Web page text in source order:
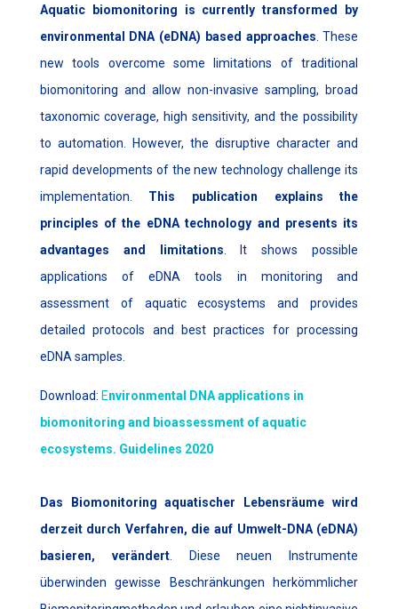
Aquatic biomonitoring is currently transformed by
environmental DNA (eDNA) based approaches . These
new tools overcome some limitations of traditional
biomonitoring and allow non-invasive sampling, broad
taxonomic coverage, high sensitivity, and the possibility
to automation. However, the disruptive character and
rapid developments of the new technology challenge its
implementation. This publication explains the
principles of the eDNA technology and presents its
advantages and limitations . It shows possible
applications of eDNA tools in monitoring and
assessment of aquatic ecosystems and provides
detailed protocols and best practices for processing
eDNA samples.
Download: Environmental DNA applications in
biomonitoring and bioassessment of aquatic
ecosystems. Guidelines 2020
Das Biomonitoring aquatischer Lebensräume wird
derzeit durch Verfahren, die auf Umwelt-DNA (eDNA)
basieren, verändert. Diese neuen Instrumente
überwinden gewisse Beschränkungen herkömmlicher